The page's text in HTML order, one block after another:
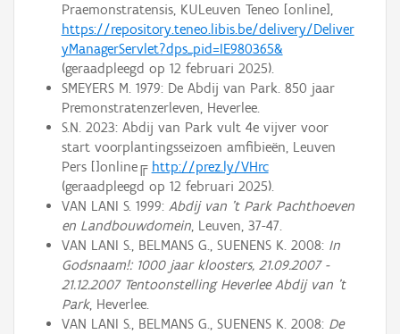
Praemonstratensis, KULeuven Teneo [online],
https://repository.teneo.libis.be/delivery/Deliver
yManagerServlet?dps_pid=IE980365&
(geraadpleegd op 12 februari 2025).
SMEYERS M. 1979: De Abdij van Park. 850 jaar
Premonstratenzerleven, Heverlee.
S.N. 2023: Abdij van Park vult 4e vijver voor
start voorplantingsseizoen amfibieën, Leuven
Pers []online╔ http://prez.ly/VHrc
(geraadpleegd op 12 februari 2025).
VAN LANI S. 1999: Abdij van 't Park Pachthoeven
en Landbouwdomein, Leuven, 37-47.
VAN LANI S., BELMANS G., SUENENS K. 2008: In
Godsnaam!: 1000 jaar kloosters, 21.09.2007 -
21.12.2007 Tentoonstelling Heverlee Abdij van 't
Park, Heverlee.
VAN LANI S., BELMANS G., SUENENS K. 2008: De